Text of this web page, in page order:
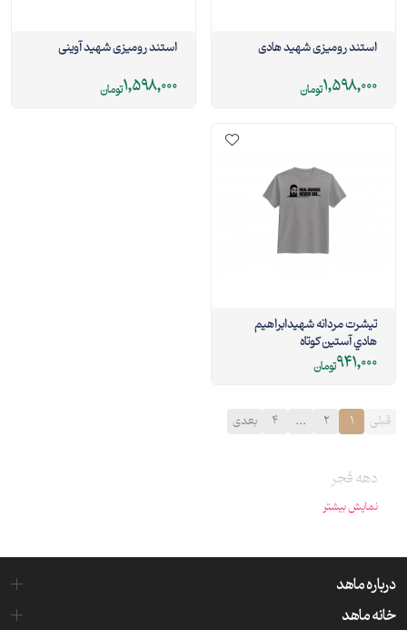
استند رومیزی شهید هادی
1,598,000تومان
استند رومیزی شهید آوینی
1,598,000تومان
تيشرت مردانه شهيدابراهيم
هادي آستین کوتاه
941,000تومان
قبلی 1
2
...
4 بعدی
دهه فجر
نمایش بیشتر
درباره ماهد
خانه ماهد